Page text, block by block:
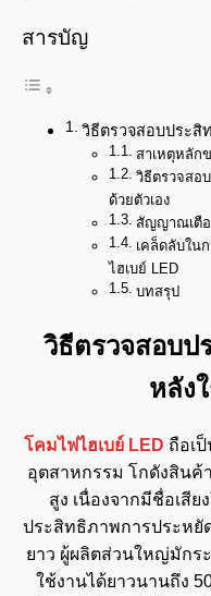
สารบัญ
วิธีตรวจสอบประสิ
สาเหตุหลัก
วิธีตรวจสอ
ด้วยตัวเอง
สัญญาณเตือ
เคล็ดลับใน
ไฮเบย์ LED
บทสรุป
วิธีตรวจสอบป
หลัง
โคมไฟไฮเบย์ LED ถือเ
อุตสาหกรรม โกดังสิน
สูง เนื่องจากมีชื่อเสี
ประสิทธิภาพการประหยั
ยาว ผู้ผลิตส่วนใหญ่มักร
ใช้งานได้ยาวนานถึง